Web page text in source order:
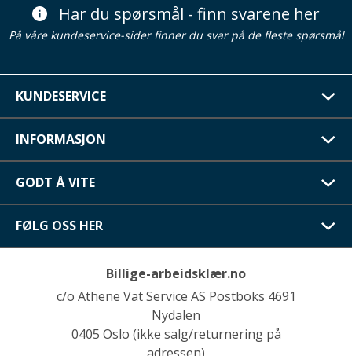
Har du spørsmål - finn svarene her
På våre kundeservice-sider finner du svar på de fleste spørsmål
KUNDESERVICE
INFORMASJON
GODT Å VITE
FØLG OSS HER
Billige-arbeidsklær.no
c/o Athene Vat Service AS Postboks 4691
Nydalen
0405 Oslo (ikke salg/returnering på